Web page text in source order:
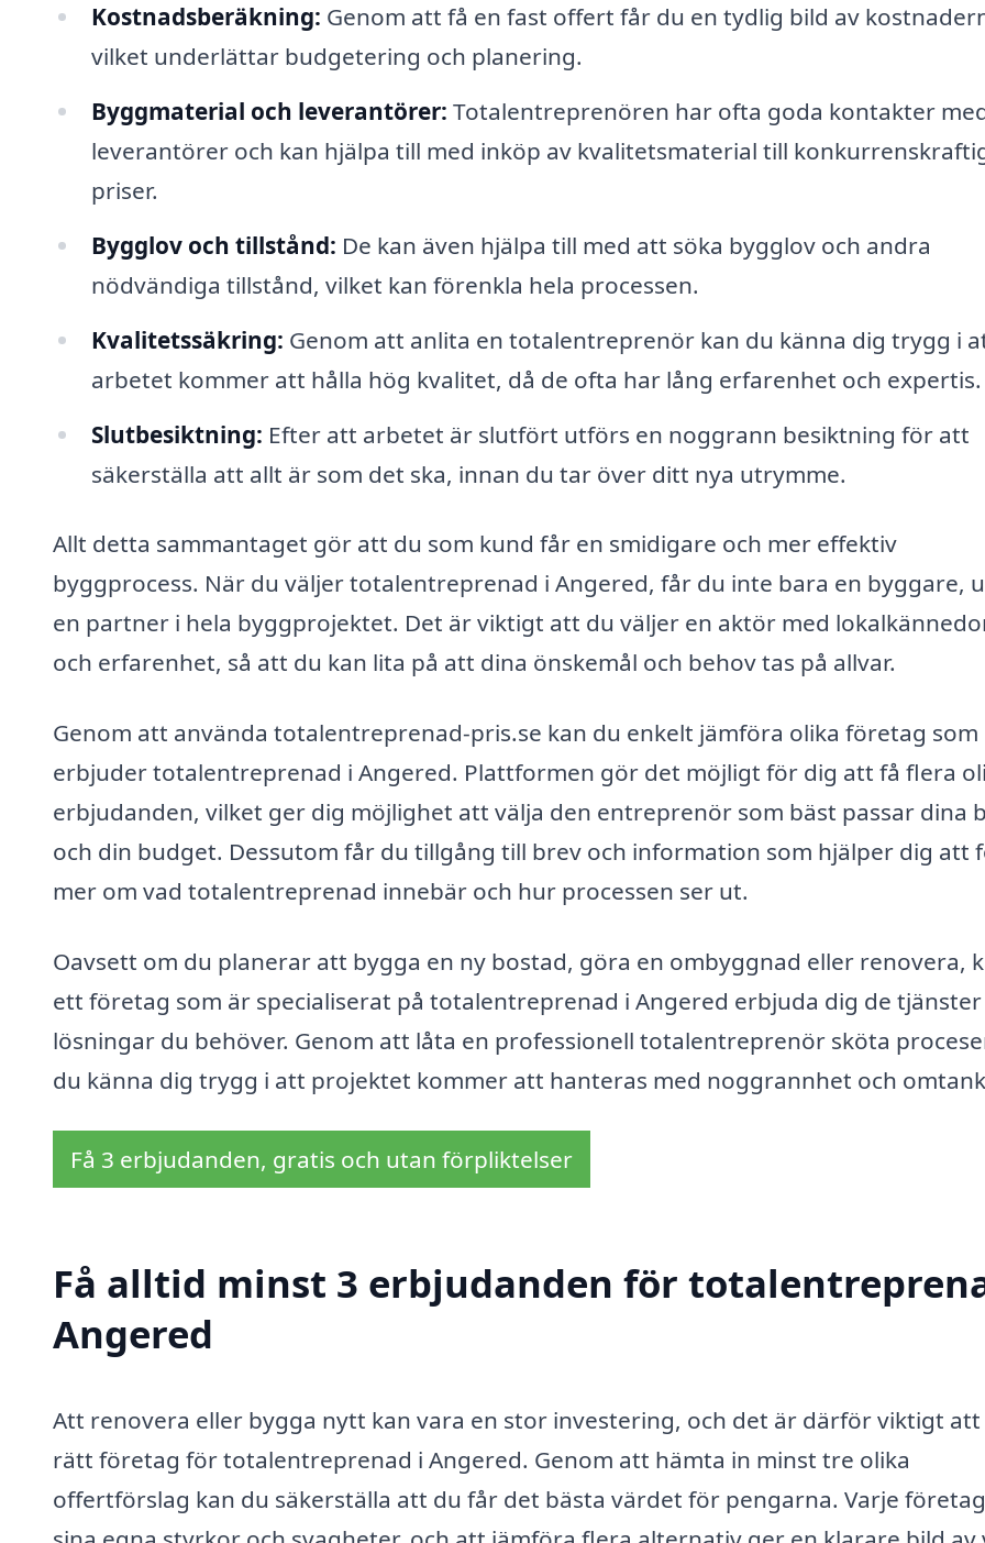
Kostnadsberäkning: Genom att få en fast offert får du en tydlig bild av
vilket underlättar budgetering och planering.
Byggmaterial och leverantörer: Totalentreprenören har ofta goda kontakter
leverantörer och kan hjälpa till med inköp av kvalitetsmaterial till
priser.
Bygglov och tillstånd: De kan även hjälpa till med att söka bygglov och andra
nödvändiga tillstånd, vilket kan förenkla hela processen.
Kvalitetssäkring: Genom att anlita en totalentreprenör kan du känna dig trygg i
arbetet kommer att hålla hög kvalitet, då de ofta har lång erfarenhet och expertis.
Slutbesiktning: Efter att arbetet är slutfört utförs en noggrann besiktning för att
säkerställa att allt är som det ska, innan du tar över ditt nya utrymme.
Allt detta sammantaget gör att du som kund får en smidigare och mer effektiv
byggprocess. När du väljer totalentreprenad i Angered, får du inte bara en byggare,
en partner i hela byggprojektet. Det är viktigt att du väljer en aktör med
och erfarenhet, så att du kan lita på att dina önskemål och behov tas på allvar.
Genom att använda totalentreprenad-pris.se kan du enkelt jämföra olika företag som
erbjuder totalentreprenad i Angered. Plattformen gör det möjligt för dig att få flera
erbjudanden, vilket ger dig möjlighet att välja den entreprenör som bäst passar dina
och din budget. Dessutom får du tillgång till brev och information som hjälper dig att
mer om vad totalentreprenad innebär och hur processen ser ut.
Oavsett om du planerar att bygga en ny bostad, göra en ombyggnad eller renovera,
ett företag som är specialiserat på totalentreprenad i Angered erbjuda dig de
lösningar du behöver. Genom att låta en professionell totalentreprenör sköta
du känna dig trygg i att projektet kommer att hanteras med noggrannhet och
Få 3 erbjudanden, gratis och utan förpliktelser
Få alltid minst 3 erbjudanden för
Angered
Att renovera eller bygga nytt kan vara en stor investering, och det är därför viktigt att
rätt företag för totalentreprenad i Angered. Genom att hämta in minst tre olika
offertförslag kan du säkerställa att du får det bästa värdet för pengarna. Varje